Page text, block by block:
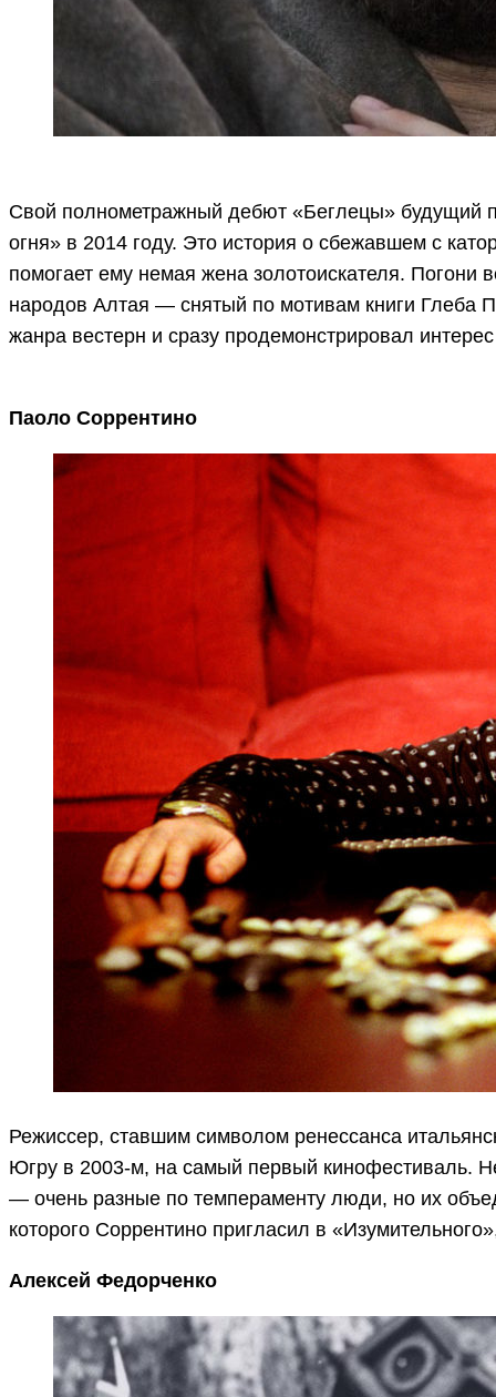
Свой полнометражный дебют «Беглецы» будущий
огня» в 2014 году. Это история о сбежавшем с
помогает ему немая жена золотоискателя. Погони
народов Алтая — снятый по мотивам книги Глеба
жанра вестерн и сразу продемонстрировал
Паоло Соррентино
Режиссер, ставшим символом ренессанса
Югру в 2003-м, на самый первый кинофестиваль.
— очень разные по темпераменту люди, но их
которого Соррентино пригласил в
Алексей Федорченко